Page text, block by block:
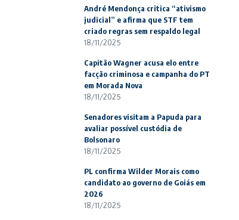
André Mendonça critica “ativismo
judicial” e afirma que STF tem
criado regras sem respaldo legal
18/11/2025
Capitão Wagner acusa elo entre
facção criminosa e campanha do PT
em Morada Nova
18/11/2025
Senadores visitam a Papuda para
avaliar possível custódia de
Bolsonaro
18/11/2025
PL confirma Wilder Morais como
candidato ao governo de Goiás em
2026
18/11/2025